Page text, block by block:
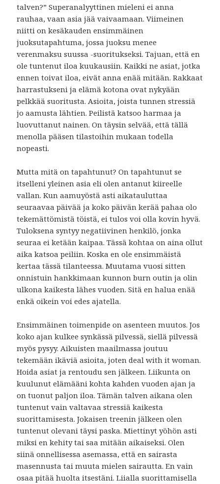
talven?” Superanalyyttinen mieleni ei anna
rauhaa, vaan asia jää vaivaamaan. Viimeinen
niitti on kesäkauden ensimmäinen
juoksutapahtuma, jossa juoksu menee
verenmaksu suussa -suoritukseksi. Tajuan, että en
ole tuntenut iloa kuukausiin. Kaikki ne asiat, jotka
ennen toivat iloa, eivät anna enää mitään. Rakkaat
harrastukseni ja elämä kotona ovat nykyään
pelkkää suoritusta. Asioita, joista tunnen stressiä
jo aamusta lähtien. Peilistä katsoo harmaa ja
luovuttanut nainen. On täysin selvää, että tällä
menolla pääsen tilastoihin mukaan todella
nopeasti.
Mutta mitä on tapahtunut? On tapahtunut se
itselleni yleinen asia eli olen antanut kiireelle
vallan. Kun aamuyöstä asti aikatauluttaa
seuraavaa päivää ja koko päivän kerää pahaa olo
tekemättömistä töistä, ei tulos voi olla kovin hyvä.
Tuloksena syntyy negatiivinen henkilö, jonka
seuraa ei ketään kaipaa. Tässä kohtaa on aina ollut
aika katsoa peiliin. Koska en ole ensimmäistä
kertaa tässä tilanteessa. Muutama vuosi sitten
onnistuin hankkimaan kunnon burn outin ja olin
ulkona kaikesta lähes vuoden. Sitä en halua enää
enkä oikein voi edes ajatella.
Ensimmäinen toimenpide on asenteen muutos. Jos
koko ajan kulkee synkässä pilvessä, siellä pilvessä
myös pysyy. Aikuisten maailmassa joutuu
tekemään ikäviä asioita, joten deal with it woman.
Hoida asiat ja rentoudu sen jälkeen. Liikunta on
kuulunut elämääni kohta kahden vuoden ajan ja
on tuonut paljon iloa. Tämän talven aikana olen
tuntenut vain valtavaa stressiä kaikesta
suorittamisesta. Jokaisen treenin jälkeen olen
tuntenut olevani täysi paska. Miettinyt yöhön asti
miksi en kehity tai saa mitään aikaiseksi. Olen
siinä onnellisessa asemassa, että en sairasta
masennusta tai muuta mielen sairautta. En vain
osaa pitää huolta itsestäni. Liialla suorittamisella